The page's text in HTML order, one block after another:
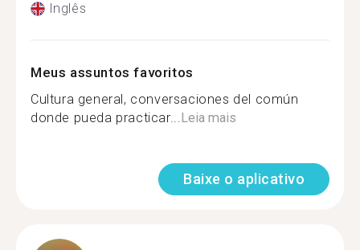
Inglês
Meus assuntos favoritos
Cultura general, conversaciones del común
donde pueda practicar...Leia mais
Baixe o aplicativo